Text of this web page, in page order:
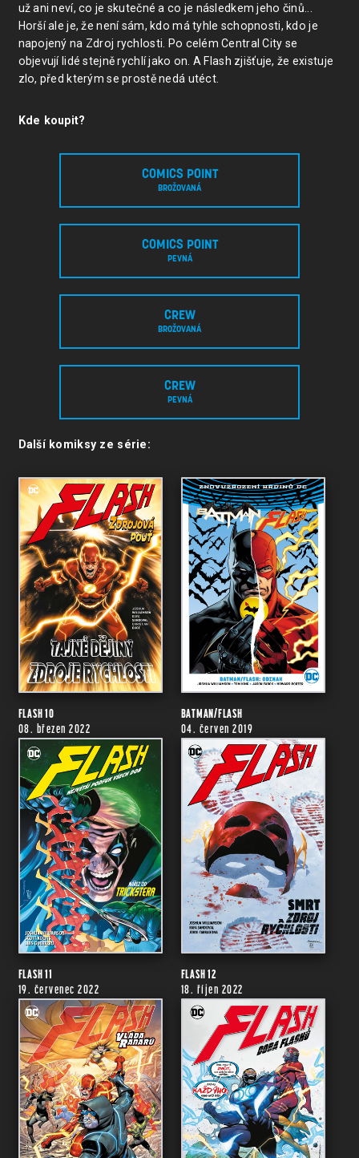
už ani neví, co je skutečné a co je následkem jeho činů...
Horší ale je, že není sám, kdo má tyhle schopnosti, kdo je
napojený na Zdroj rychlosti. Po celém Central City se
objevují lidé stejně rychlí jako on. A Flash zjišťuje, že existuje
zlo, před kterým se prostě nedá utéct.
Kde koupit?
COMICS POINT
BROŽOVANÁ
COMICS POINT
PEVNÁ
CREW
BROŽOVANÁ
CREW
PEVNÁ
Další komiksy ze série:
FLASH 10
08. březen 2022
BATMAN/FLASH
04. červen 2019
FLASH 11
19. červenec 2022
FLASH 12
18. říjen 2022